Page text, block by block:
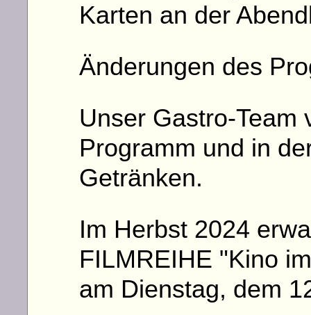
Karten an der
Änderungen des
Unser Gastro-Team
Programm und in
Getränken.
Im Herbst 2024
FILMREIHE "Kino
am Dienstag, dem